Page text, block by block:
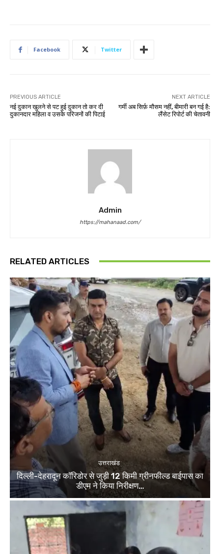
Facebook Twitter
PREVIOUS ARTICLE
नई दुकान खुलने से पट हुई दुकान तो कर दी
दुकानदार महिला व उसके परिजनों की पिटाई
NEXT ARTICLE
गर्मी अब सिर्फ़ मौसम नहीं, बीमारी बन गई है:
लैंसेट रिपोर्ट की चेतावनी
Admin
https://mahanaad.com/
RELATED ARTICLES
उत्तराखंड
दिल्ली-देहरादून कॉरिडोर से जुड़ी 12 किमी ग्रीनफील्ड बाईपास का
डीएम ने किया निरीक्षण…